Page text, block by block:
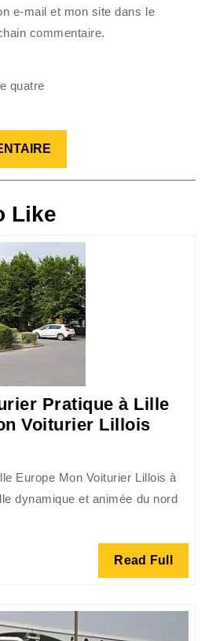
e-mail et mon site dans le
commentaire.
quatre
Like
Pratique à Lille
Voiturier Lillois
à
avec
Europe Mon Voiturier Lillois à
dynamique et animée du nord
Read Full Read
Full